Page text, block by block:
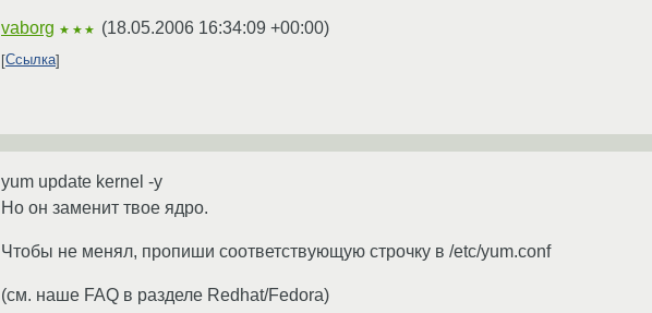
vaborg ★★★ (18.05.2006 16:34:09 +00:00)
Ссылка
yum update kernel -y
Но он заменит твое ядро.
Чтобы не менял, пропиши соответствующую строчку в /etc/yum.conf
(см. наше FAQ в разделе Redhat/Fedora)